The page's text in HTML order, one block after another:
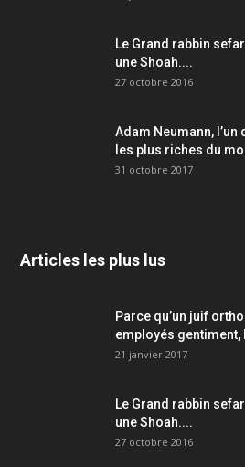
Le Grand rabbin
une Shoah....
27 octobre 2016
Adam Neumann,
les plus riches du
31 octobre 2017
Articles les plus lus
Parce qu’un juif
employés gentiment,
21 janvier 2017
Le Grand rabbin
une Shoah....
27 octobre 2016